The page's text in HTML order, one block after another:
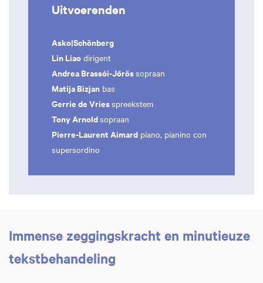
Uitvoerenden
Asko|Schönberg
Lin Liao dirigent
Andrea Brassói-Jőrössopraan
Matija Bizjan bas
Gerrie de Vriesspreekstem
Tony Arnoldsopraan
Pierre-Laurent Aimard piano, pianino con
supersordino
Immense zeggingskracht en minutieuze
tekstbehandeling